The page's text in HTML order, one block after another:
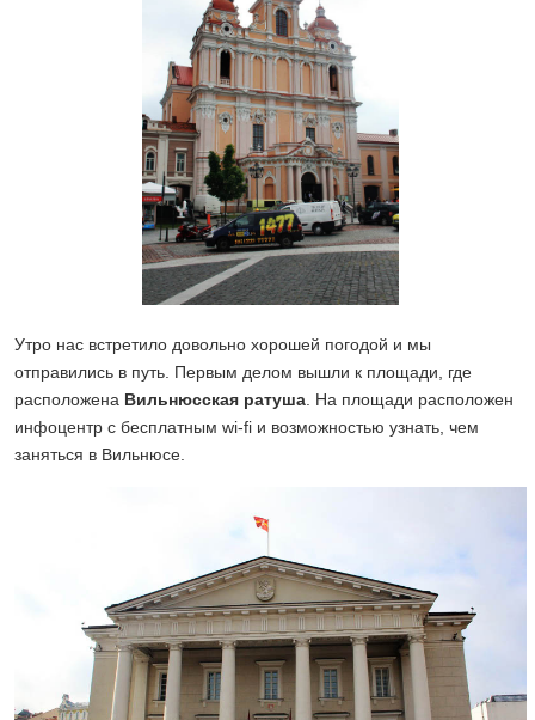
Утро нас встретило довольно хорошей погодой и мы
отправились в путь. Первым делом вышли к площади, где
расположена Вильнюсская ратуша . На площади расположен
инфоцентр с бесплатным wi-fi и возможностью узнать, чем
заняться в Вильнюсе.